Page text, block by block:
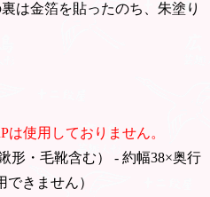
は金箔を貼ったのち、朱塗り
は使用しておりません。
形・毛靴含む） - 約幅38×奥行
できません）